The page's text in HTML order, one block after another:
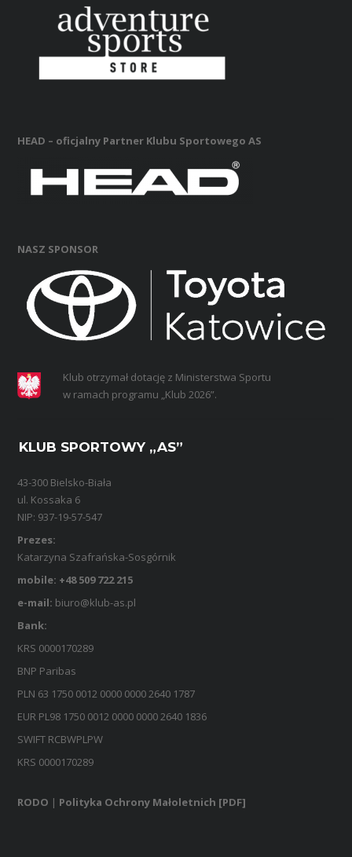
HEAD – oficjalny Partner Klubu Sportowego AS
NASZ SPONSOR
Klub otrzymał dotację z Ministerstwa Sportu
w ramach programu „Klub 2026”.
KLUB SPORTOWY „AS”
43-300 Bielsko-Biała
ul. Kossaka 6
NIP: 937-19-57-547
Prezes:
Katarzyna Szafrańska-Sosgórnik
mobile: +48 509 722 215
e-mail: biuro@klub-as.pl
Bank:
KRS 0000170289
BNP Paribas
PLN 63 1750 0012 0000 0000 2640 1787
EUR PL98 1750 0012 0000 0000 2640 1836
SWIFT RCBWPLPW
KRS 0000170289
RODO | Polityka Ochrony Małoletnich [PDF]